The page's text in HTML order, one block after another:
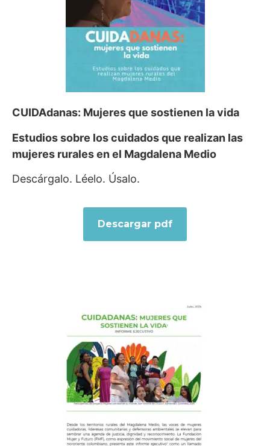
CUIDAdanas: Mujeres que sostienen la vida
Estudios sobre los cuidados que realizan las
mujeres rurales en el Magdalena Medio
Descárgalo. Léelo. Úsalo.
Descargar pdf